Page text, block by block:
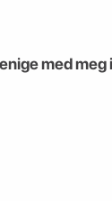
med meg